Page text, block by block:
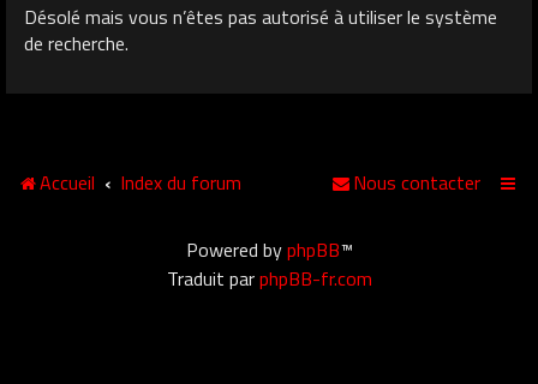
Désolé mais vous n’êtes pas autorisé à utiliser le système
de recherche.
Accueil Index du forum Nous contacter
Powered byphpBB™
Traduit parphpBB-fr.com